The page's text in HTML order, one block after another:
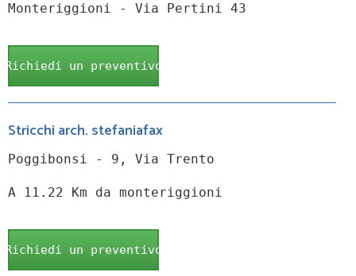
Monteriggioni - Via Pertini 43
Richiedi un preventivo
Stricchi arch. stefaniafax
Poggibonsi - 9, Via Trento
A 11.22 Km da monteriggioni
Richiedi un preventivo